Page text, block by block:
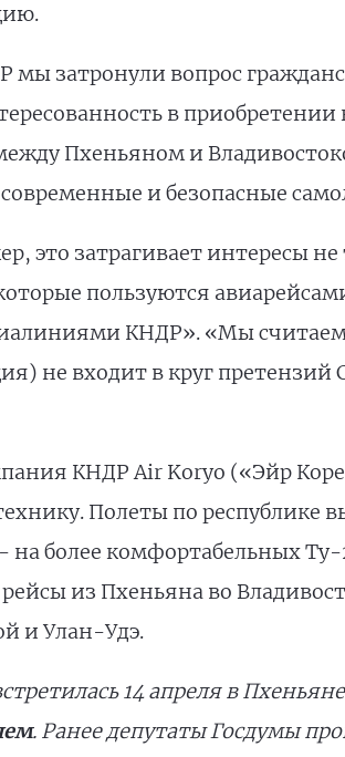
затронули вопрос
в приобретении
Пхеньяном и
и безопасные
это затрагивает интересы
пользуются
КНДР». «Мы
не входит в круг
КНДР Air Koryo («Эйр
Полеты по республике
более комфортабельных
из Пхеньяна во
и Улан-Удэ.
14 апреля в
. Ранее депутаты Госдумы